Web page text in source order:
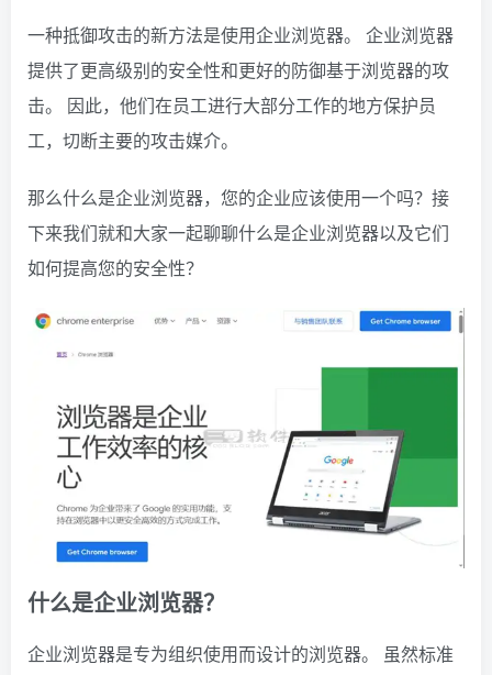
一种抵御攻击的新方法是使用企业浏览器。 企业浏览器
提供了更高级别的安全性和更好的防御基于浏览器的攻
击。 因此，他们在员工进行大部分工作的地方保护员
工，切断主要的攻击媒介。
那么什么是企业浏览器，您的企业应该使用一个吗？接
下来我们就和大家一起聊聊什么是企业浏览器以及它们
如何提高您的安全性？
什么是企业浏览器？
企业浏览器是专为组织使用而设计的浏览器。 虽然标准